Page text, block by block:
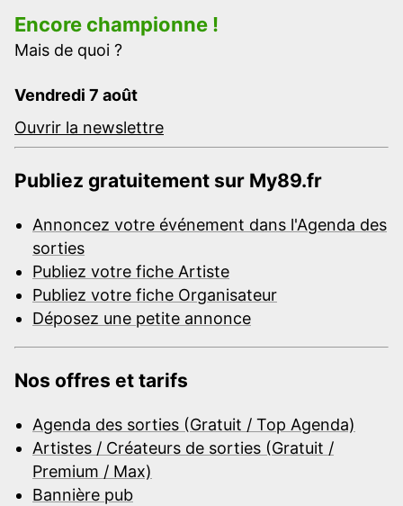
Encore championne !
Mais de quoi ?
Vendredi 7 août
Ouvrir la newslettre
Publiez gratuitement sur My89.fr
Annoncez votre événement dans l'Agenda des
sorties
Publiez votre fiche Artiste
Publiez votre fiche Organisateur
Déposez une petite annonce
Nos offres et tarifs
Agenda des sorties (Gratuit / Top Agenda)
Artistes / Créateurs de sorties (Gratuit /
Premium / Max)
Bannière pub